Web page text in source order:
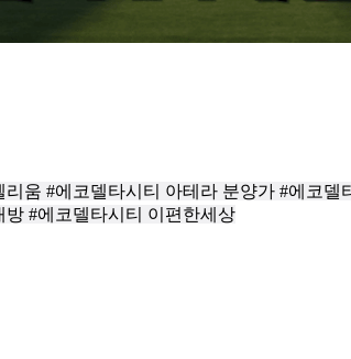
움 #에코델타시티 아테라 분양가 #에코
#에코델타시티 이편한세상